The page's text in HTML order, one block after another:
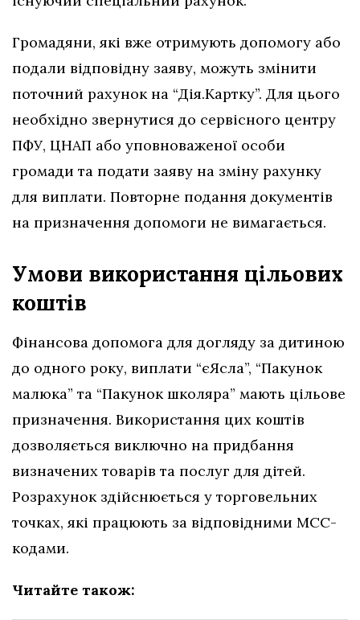
Громадяни, які вже отримують допомогу або
подали відповідну заяву, можуть змінити
поточний рахунок на “Дія.Картку”. Для цього
необхідно звернутися до сервісного центру
ПФУ, ЦНАП або уповноваженої особи
громади та подати заяву на зміну рахунку
для виплати. Повторне подання документів
на призначення допомоги не вимагається.
Умови використання цільових
коштів
Фінансова допомога для догляду за дитиною
до одного року, виплати “єЯсла”, “Пакунок
малюка” та “Пакунок школяра” мають цільове
призначення. Використання цих коштів
дозволяється виключно на придбання
визначених товарів та послуг для дітей.
Розрахунок здійснюється у торговельних
точках, які працюють за відповідними МСС-
кодами.
Читайте також: